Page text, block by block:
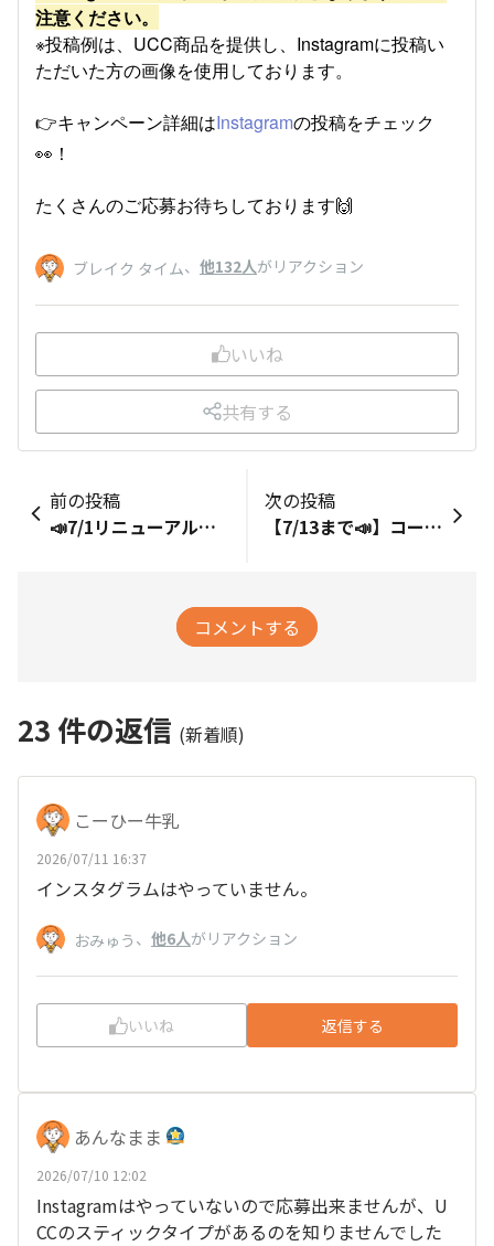
注意ください。
※投稿例は、UCC商品を提供し、Instagramに投稿い
ただいた方の画像を使用しております。
👉キャンペーン詳細はInstagramの投稿をチェック
👀！
たくさんのご応募お待ちしております🙌
ブレイク タイム、 他132人がリアクション
いいね
共有する
前の投稿
📣7/1リニューアルオープン📣「UCCコーヒー●●●」が帰ってくる🏫
次の投稿
【7/13まで📣】コーヒーに願いを⭐みんなの想いをシェアしよう！
コメントする
23 件の返信 (新着順)
こーひー牛乳
2026/07/11 16:37
インスタグラムはやっていません。
おみゅう 、 他6人がリアクション
いいね 返信する
あんなまま
2026/07/10 12:02
Instagramはやっていないので応募出来ませんが、U
CCのスティックタイプがあるのを知りませんでした